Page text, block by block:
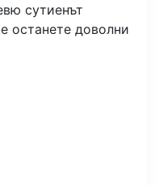
сутиенът
останете доволни